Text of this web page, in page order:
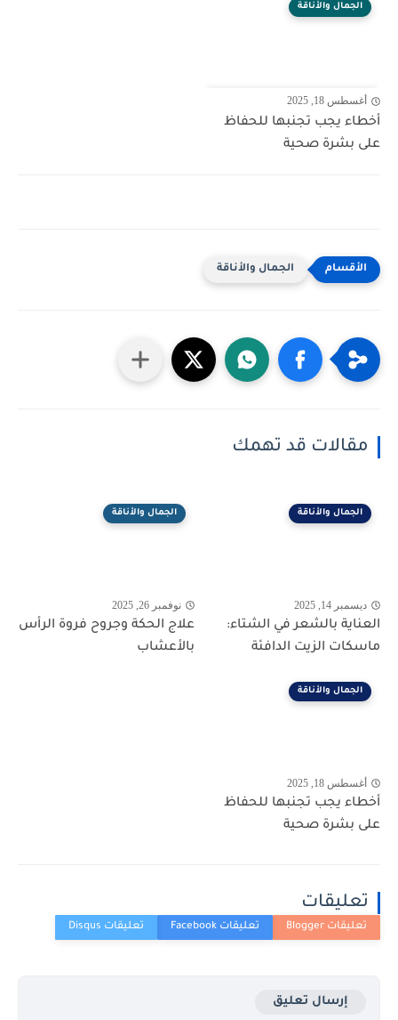
الجمال والأناقة
أغسطس 18, 2025
أخطاء يجب تجنبها للحفاظ
على بشرة صحية
الجمال والأناقة
مقالات قد تهمك
الجمال والأناقة
ديسمبر 14, 2025
العناية بالشعر في الشتاء:
ماسكات الزيت الدافئة
الجمال والأناقة
نوفمبر 26, 2025
علاج الحكة وجروح فروة الرأس
بالأعشاب
الجمال والأناقة
أغسطس 18, 2025
أخطاء يجب تجنبها للحفاظ
على بشرة صحية
تعليقات
إرسال تعليق